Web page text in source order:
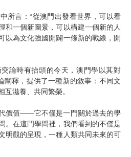
所言：“從澳門出發看世界，可以看
和一個新圖景，可以構建一個新的人
以為文化強國開闢一條新的戰線，開
論時有抬頭的今天，澳門學以其對
闡釋，提供了一種新的敘事：不同文
滋養、共同繁榮。
價值——它不僅是一門關於過去的學
。在這門學問裡，我們看到的不僅是
明觀的呈現，一種人類共同未來的可